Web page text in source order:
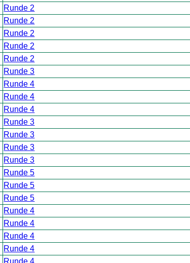
Runde 2
Runde 2
Runde 2
Runde 2
Runde 2
Runde 3
Runde 4
Runde 4
Runde 4
Runde 3
Runde 3
Runde 3
Runde 3
Runde 5
Runde 5
Runde 5
Runde 4
Runde 4
Runde 4
Runde 4
Runde 4